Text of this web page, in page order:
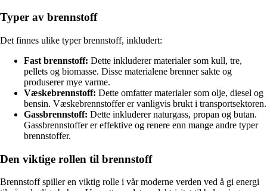
Typer av brennstoff
Det finnes ulike typer brennstoff, inkludert:
Fast brennstoff: Dette inkluderer materialer som kull, tre,
pellets og biomasse. Disse materialene brenner sakte og
produserer mye varme.
Væskebrennstoff: Dette omfatter materialer som olje, diesel og
bensin. Væskebrennstoffer er vanligvis brukt i transportsektoren.
Gassbrennstoff: Dette inkluderer naturgass, propan og butan.
Gassbrennstoffer er effektive og renere enn mange andre typer
brennstoffer.
Den viktige rollen til brennstoff
Brennstoff spiller en viktig rolle i vår moderne verden ved å gi energi